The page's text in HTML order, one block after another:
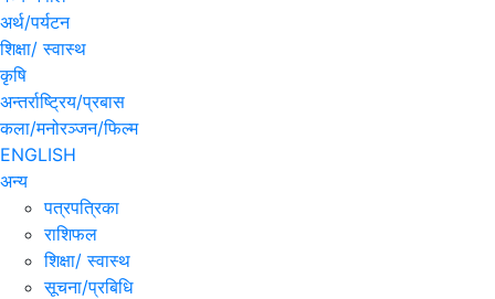
अर्थ/पर्यटन
शिक्षा/ स्वास्थ
कृषि
अन्तर्राष्ट्रिय/प्रबास
कला/मनोरञ्जन/फिल्म
ENGLISH
अन्य
पत्रपत्रिका
राशिफल
शिक्षा/ स्वास्थ
सूचना/प्रबिधि